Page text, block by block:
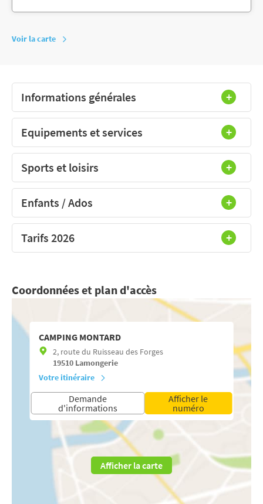
Voir la carte
Informations générales
Equipements et services
Sports et loisirs
Enfants / Ados
Tarifs 2026
Coordonnées et plan d'accès
CAMPING MONTARD
2, route du Ruisseau des Forges
19510 Lamongerie
Votre itinéraire
Demande
d'informations
Afficher le
numéro
Afficher la carte